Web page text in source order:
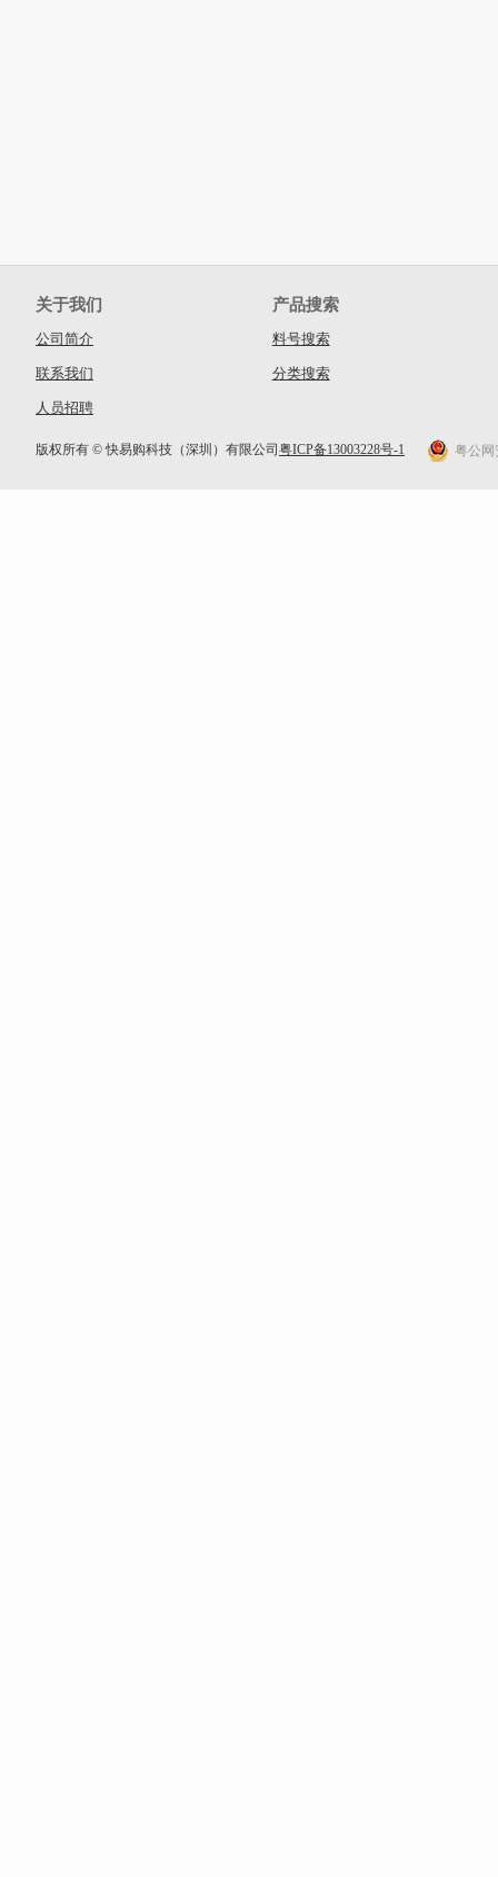
关于我们
公司简介
联系我们
人员招聘
产品搜索
料号搜索
分类搜索
版权所有 © 快易购科技（深圳）有限公司 粤ICP备13003228号-1 粤公网